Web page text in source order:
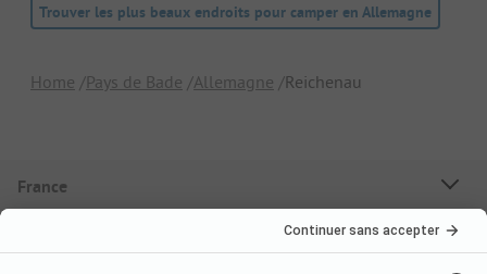
Trouver les plus beaux endroits pour camper en Allemagne
Home Pays de Bade Allemagne Reichenau
France